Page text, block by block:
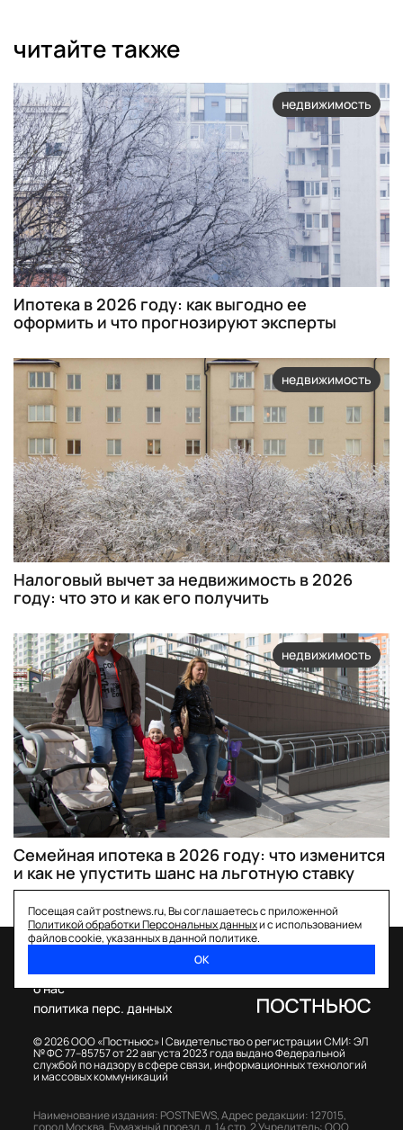
читайте также
недвижимость
Ипотека в 2026 году: как выгодно ее
оформить и что прогнозируют эксперты
недвижимость
Налоговый вычет за недвижимость в 2026
году: что это и как его получить
недвижимость
Семейная ипотека в 2026 году: что изменится
и как не упустить шанс на льготную ставку
Посещая сайт postnews.ru, Вы соглашаетесь с приложенной
Политикой обработки Персональных данныхи с использованием
файлов cookie, указанных в данной политике.
ОК
© 2026 ООО «Постньюс» |Свидетельство о регистрации СМИ: ЭЛ
№ ФС 77–85757 от 22 августа 2023 года выдано Федеральной
службой по надзору в сфере связи, информационных технологий
и массовых коммуникаций
о нас
политика перс. данных
Наименование издания: POSTNEWS,Адрес редакции: 127015,
город Москва, Бумажный проезд, д. 14 стр. 2Учредитель: ООО